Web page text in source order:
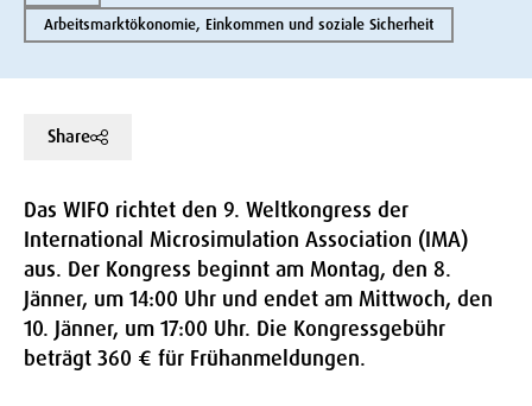
Arbeitsmarktökonomie, Einkommen und soziale Sicherheit
Share
Das WIFO richtet den 9. Weltkongress der
International Microsimulation Association (IMA)
aus. Der Kongress beginnt am Montag, den 8.
Jänner, um 14:00 Uhr und endet am Mittwoch, den
10. Jänner, um 17:00 Uhr. Die Kongressgebühr
beträgt 360 € für Frühanmeldungen.